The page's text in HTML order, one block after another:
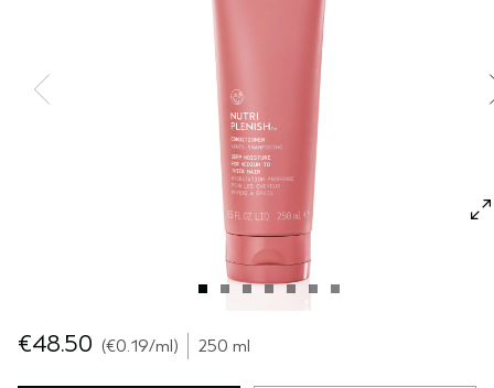
EMPFINDLICHE KOPFHAUT
ALLE KOLLEKTIONEN
€48.50 €0.19/ml 250 ml